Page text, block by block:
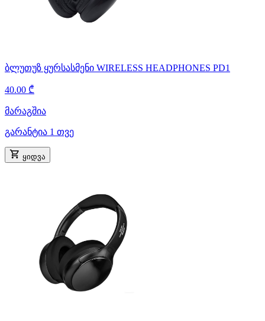
ბლუთუზ ყურსასმენი WIRELESS HEADPHONES PD1
40.00 ₾
მარაგშია
გარანტია 1 თვე
ყიდვა